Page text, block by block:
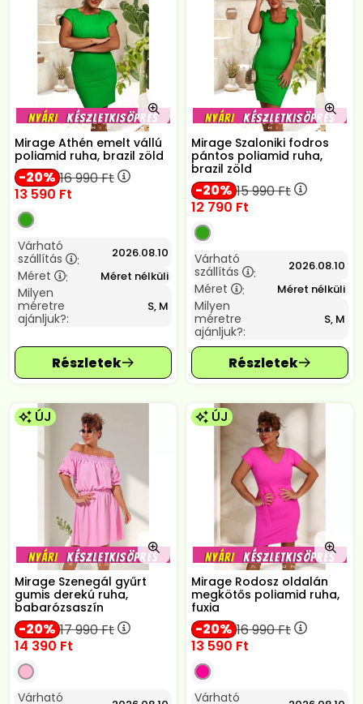
Mirage Athén emelt vállú
poliamid ruha, brazil zöld
20 16 990Ft
13 590 Ft
Várható
szállítás
: 2026.08.10
Méret : Méret nélküli
Milyen
méretre
ajánljuk?:
S, M
Mirage Szaloniki fodros
pántos poliamid ruha,
brazil zöld
20 15 990Ft
12 790 Ft
Várható
szállítás
: 2026.08.10
Méret : Méret nélküli
Milyen
méretre
ajánljuk?:
S, M
ÚJ
Mirage Szenegál gyűrt
gumis derekú ruha,
babarózsaszín
20 17 990Ft
14 390 Ft
Várható
ÚJ
Mirage Rodosz oldalán
megkötős poliamid ruha,
fuxia
20 16 990Ft
13 590 Ft
Várható